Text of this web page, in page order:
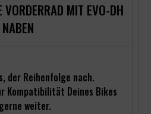
MIT EVO-DH
NABEN
der Reihenfolge nach.
Kompatibilität Deines Bikes
weiter.